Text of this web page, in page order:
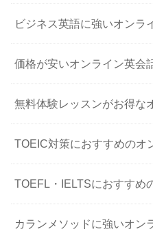
ビジネス英語に強いオンラ
価格が安いオンライン英会
無料体験レッスンがお得な
TOEIC対策におすすめのオ
TOEFL・IELTSにおすすめ
カランメソッドに強いオン